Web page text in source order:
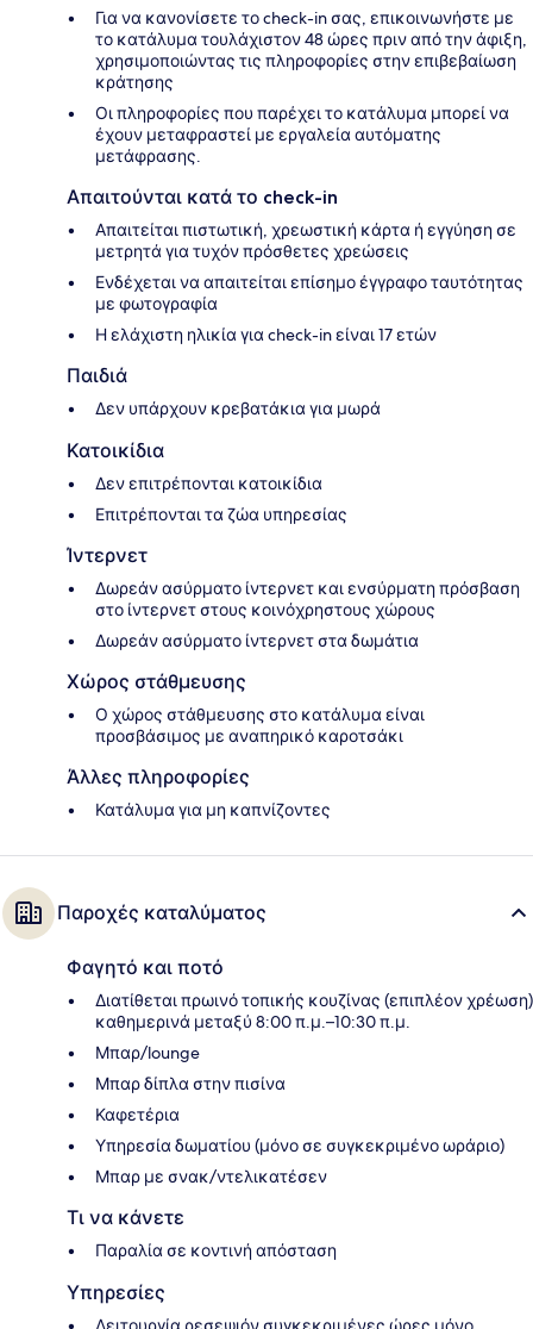
Για να κανονίσετε το check-in σας, επικοινωνήστε με
το κατάλυμα τουλάχιστον 48 ώρες πριν από την άφιξη,
χρησιμοποιώντας τις πληροφορίες στην επιβεβαίωση
κράτησης
Οι πληροφορίες που παρέχει το κατάλυμα μπορεί να
έχουν μεταφραστεί με εργαλεία αυτόματης
μετάφρασης.
Απαιτούνται κατά το check-in
Απαιτείται πιστωτική, χρεωστική κάρτα ή εγγύηση σε
μετρητά για τυχόν πρόσθετες χρεώσεις
Ενδέχεται να απαιτείται επίσημο έγγραφο ταυτότητας
με φωτογραφία
Η ελάχιστη ηλικία για check-in είναι 17 ετών
Παιδιά
Δεν υπάρχουν κρεβατάκια για μωρά
Κατοικίδια
Δεν επιτρέπονται κατοικίδια
Επιτρέπονται τα ζώα υπηρεσίας
Ίντερνετ
Δωρεάν ασύρματο ίντερνετ και ενσύρματη πρόσβαση
στο ίντερνετ στους κοινόχρηστους χώρους
Δωρεάν ασύρματο ίντερνετ στα δωμάτια
Χώρος στάθμευσης
Ο χώρος στάθμευσης στο κατάλυμα είναι
προσβάσιμος με αναπηρικό καροτσάκι
Άλλες πληροφορίες
Κατάλυμα για μη καπνίζοντες
Παροχές καταλύματος
Φαγητό και ποτό
Διατίθεται πρωινό τοπικής κουζίνας (επιπλέον χρέωση)
καθημερινά μεταξύ 8:00 π.μ.–10:30 π.μ.
Μπαρ/lounge
Μπαρ δίπλα στην πισίνα
Καφετέρια
Υπηρεσία δωματίου (μόνο σε συγκεκριμένο ωράριο)
Μπαρ με σνακ/ντελικατέσεν
Τι να κάνετε
Παραλία σε κοντινή απόσταση
Υπηρεσίες